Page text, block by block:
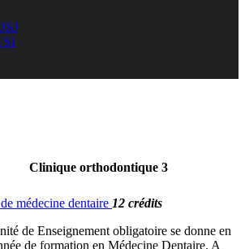
Clinique orthodontique 3
médecine dentaire 12 crédits
de Enseignement obligatoire se donne en
de formation en Médecine Dentaire. A